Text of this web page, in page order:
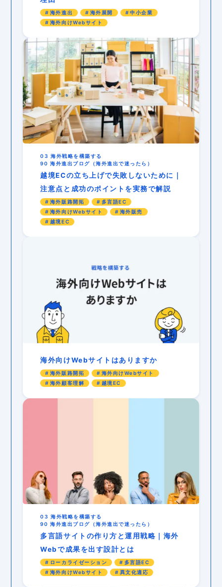
海外進出 海外展開
中小企業
海外向けWebサイト
03 海外戦略を構築する
90 海外進出ブログ（海外進出で迷ったら）
越境ECの立ち上げで失敗しないために｜
注意点と成功のポイントを実務で解説
海外販路開拓
多言語EC
海外向けWebサイト
海外販売
越境EC
海外向けWebサイトはありますか
海外販路開拓
海外向けWebサイト
海外顧客理解
越境EC
03 海外戦略を構築する
90 海外進出ブログ（海外進出で迷ったら）
多言語サイトの作り方と運用戦略｜海外
Webで成果を出す設計とは
ローカライゼーション
多言語EC
海外向けWebサイト
異文化適応